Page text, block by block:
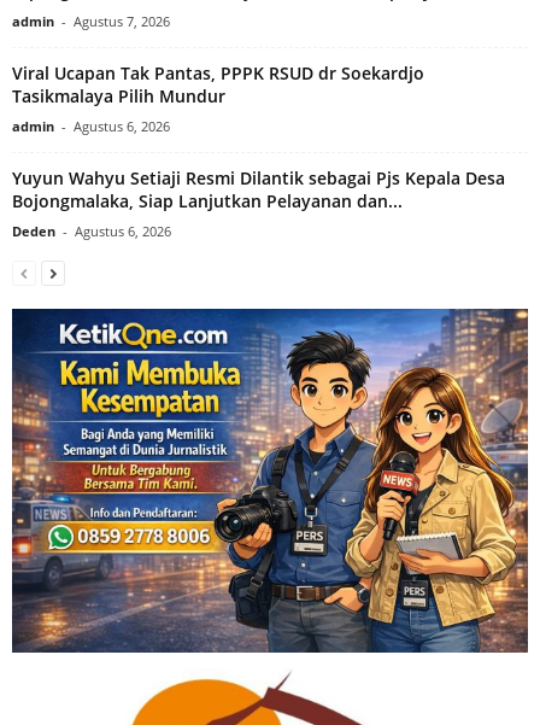
admin - Agustus 7, 2026
Viral Ucapan Tak Pantas, PPPK RSUD dr Soekardjo
Tasikmalaya Pilih Mundur
admin - Agustus 6, 2026
Yuyun Wahyu Setiaji Resmi Dilantik sebagai Pjs Kepala Desa
Bojongmalaka, Siap Lanjutkan Pelayanan dan...
Deden - Agustus 6, 2026